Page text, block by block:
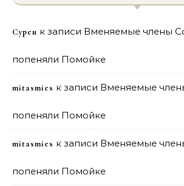
Сурен к записи Вменяемые члены
попеняли Помойке
mitasmies к записи Вменяемые
попеняли Помойке
mitasmies к записи Вменяемые
попеняли Помойке